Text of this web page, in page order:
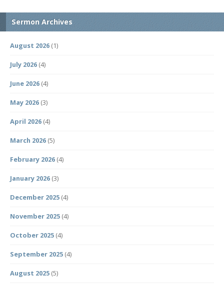
Sermon Archives
August 2026 (1)
July 2026 (4)
June 2026 (4)
May 2026 (3)
April 2026 (4)
March 2026 (5)
February 2026 (4)
January 2026 (3)
December 2025 (4)
November 2025 (4)
October 2025 (4)
September 2025 (4)
August 2025 (5)